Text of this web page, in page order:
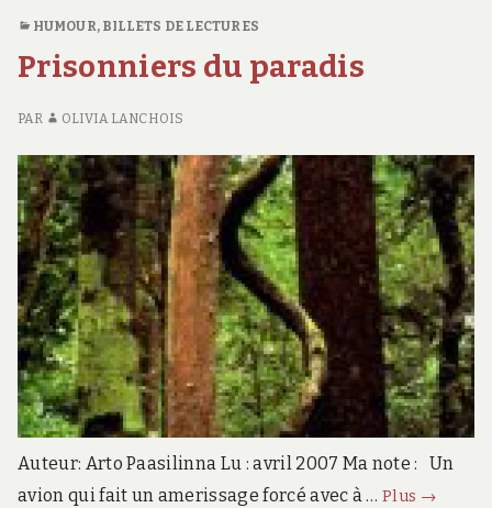
HUMOUR, BILLETS DE LECTURES
Prisonniers du paradis
PAR OLIVIA LANCHOIS
Auteur: Arto Paasilinna Lu : avril 2007 Ma note : Un
avion qui fait un amerissage forcé avec à …Plus →